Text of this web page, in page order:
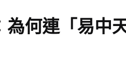
為何連「易中